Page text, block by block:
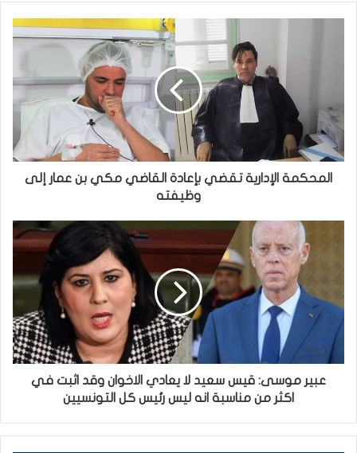
المحكمة الإدارية تقضي بإعادة القاضي مكي بن عمار إلى
وظيفته
عبير موسى: قيس سعيد لا يعادي الاخوان وقد اثبت في
اكثر من مناسبة انه ليس رئيس كل التونسيين